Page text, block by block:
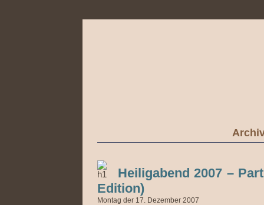
Heiligabend 2007 –
Edition)
Montag der 17. Dezember 2007